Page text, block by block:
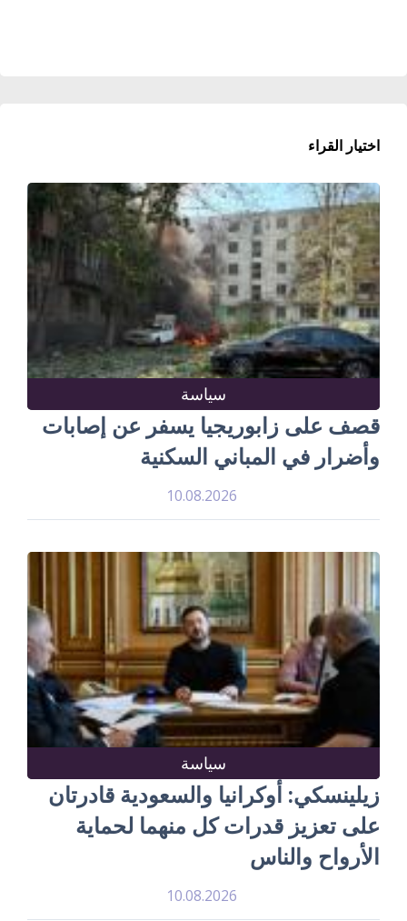
اختيار القراء
سياسة
قصف على زابوريجيا يسفر عن إصابات
وأضرار في المباني السكنية
10.08.2026
سياسة
زيلينسكي: أوكرانيا والسعودية قادرتان
على تعزيز قدرات كل منهما لحماية
الأرواح والناس
10.08.2026